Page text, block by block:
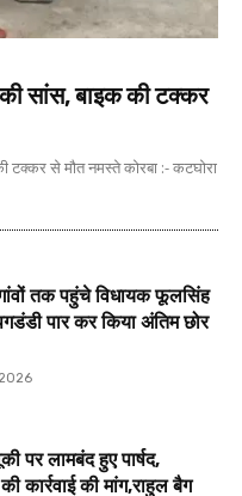
सांस, बाइक की टक्कर
से मौत नमस्ते कोरबा :- कटघोरा
गांवों तक पहुंचे विधायक फूलसिंह
पार कर किया अंतिम छोर
पर लामबंद हुए पार्षद,
कार्रवाई की मांग,राहुल बैग